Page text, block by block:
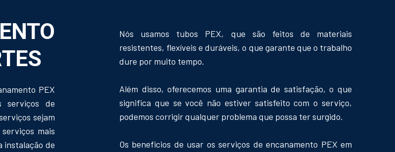
PEX
serviços de
sejam
mais
instalação de
Nós usamos tubos PEX, que são feitos de materiais
resistentes, flexíveis e duráveis, o que garante que o trabalho
dure por muito tempo.
Além disso, oferecemos uma garantia de satisfação, o que
significa que se você não estiver satisfeito com o serviço,
podemos corrigir qualquer problema que possa ter surgido.
Os beneficios de usar os serviços de encanamento PEX em